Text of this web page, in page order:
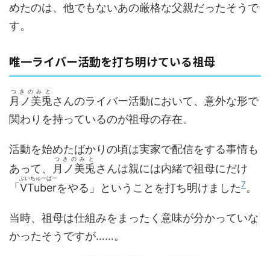
めたのは、他でもないあの厳格な父親だったそうで
す。
唯一ライバー活動を打ち明けている祖母
月ノ美兎
つきのみと
さんのライバー活動において、意外な形で
関わりを持っているのが祖母の存在。
活動を始めたばかりの頃は実家で配信をする事情も
あって、
月ノ美兎
つきのみと
さんは親には内緒で祖母にだけ
「VTuber
ぶいちゅーばー
をやる」ということを打ち明けました7。
当時、祖母は仕組みをまったく意味が分かっていな
かったそうですが……。